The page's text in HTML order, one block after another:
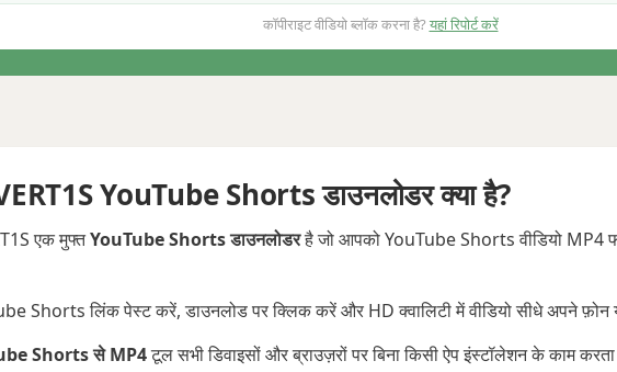
कॉपीराइट वीडियो ब्लॉक करना है? यहां रिपोर्ट करें
YouTube Shorts डाउनलोडर क्या है?
एक मुफ्तYouTube Shorts डाउनलोडरहै जो आपको YouTube Shorts वीडियो MP4
Shorts लिंक पेस्ट करें, डाउनलोड पर क्लिक करें और HD क्वालिटी में वीडियो सीधे अपने फ़ोन
Shorts से MP4टूल सभी डिवाइसों और ब्राउज़रों पर बिना किसी ऐप इंस्टॉलेशन के काम